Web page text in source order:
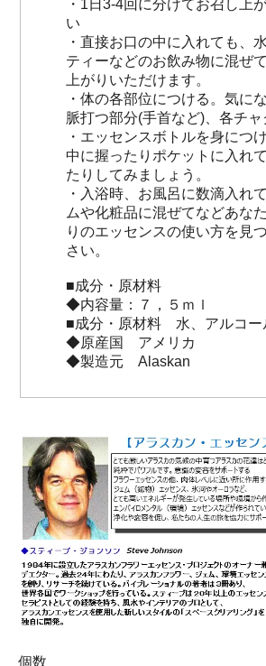
・1日3-4回に分けてお召し上
い
・直接お口の中に入れても、
ティーなどのお飲み物に混ぜ
上がりいただけます。
・体の各部位につける。気に
脈打つ部分(手首など)、各チャ
・エッセンスボトルを身につ
中に握ったりポケットに入れ
たりしてみましょう。
・入浴時、お風呂に数滴入れ
ムや化粧品に混ぜてなどあな
りのエッセンスの使い方を見
さい。
■成分・原材料
◆内容量：７，５ｍｌ
■成分・原材料 水、アルコー
◆原産国 アメリカ
◆製造元 Alaskan
個数